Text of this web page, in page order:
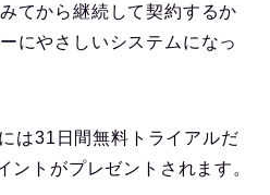
てから継続して契約するか
にやさしいシステムになっ
は31日間無料トライアルだ
ントがプレゼントされます。